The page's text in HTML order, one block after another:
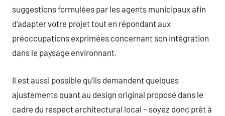
suggestions formulées par les agents municipaux afin
d’adapter votre projet tout en répondant aux
préoccupations exprimées concernant son intégration
dans le paysage environnant.
Il est aussi possible qu’ils demandent quelques
ajustements quant au design original proposé dans le
cadre du respect architectural local – soyez donc prêt à